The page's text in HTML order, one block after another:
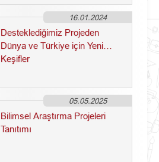
16.01.2024
Desteklediğimiz Projeden
Dünya ve Türkiye için Yeni
Keşifler
05.05.2025
Bilimsel Araştırma Projeleri
Tanıtımı